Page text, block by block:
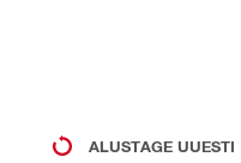
ALUSTAGE UUESTI